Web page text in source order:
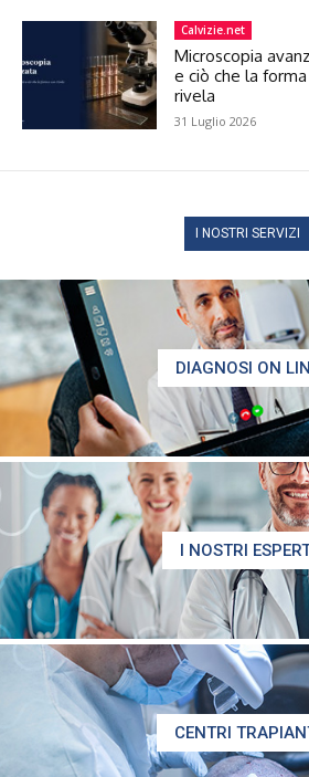
Calvizie.net
Microscopia
e ciò che la
rivela
31 Luglio 2026
I NOSTRI SERVIZI
DIAGNOSI ON
I NOSTRI
CENTRI